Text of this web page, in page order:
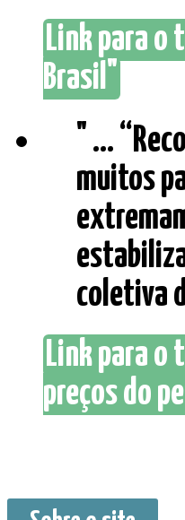
Link para o
Brasil"
" ...
muitos
coletiva
Link para o
preços do